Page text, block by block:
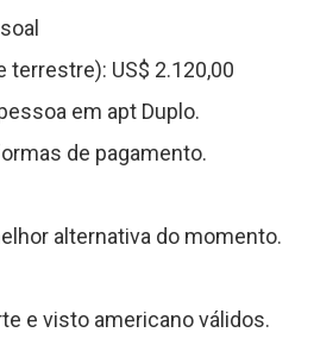
terrestre): US$ 2.120,00
em apt Duplo.
de pagamento.
alternativa do momento.
e visto americano válidos.